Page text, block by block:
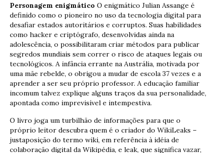
Personagem enigmático O enigmático Julian Assange é
definido como o pioneiro no uso da tecnologia digital para
desafiar estados autoritários e corruptos. Suas habilidades
como hacker e criptógrafo, desenvolvidas ainda na
adolescência, o possibilitaram criar métodos para publicar
segredos mundiais sem correr o risco de ataques legais ou
tecnológicos. A infância errante na Austrália, motivada por
uma mãe rebelde, o obrigou a mudar de escola 37 vezes e a
aprender a ser seu próprio professor. A educação familiar
incomum talvez explique alguns traços da sua personalidade,
apontada como imprevisível e intempestiva.
O livro joga um turbilhão de informações para que o
próprio leitor descubra quem é o criador do WikiLeaks –
justaposição do termo wiki, em referência à idéia de
colaboração digital da Wikipédia, e leak, que significa vazar,